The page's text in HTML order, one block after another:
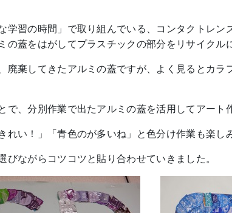
学習の時間」で取り組んでいる、コンタクトレン
の蓋をはがしてプラスチックの部分をリサイクル
廃棄してきたアルミの蓋ですが、よく見るとカラ
で、分別作業で出たアルミの蓋を活用してアート
れい！」「青色のが多いね」と色分け作業も楽し
びながらコツコツと貼り合わせていきました。